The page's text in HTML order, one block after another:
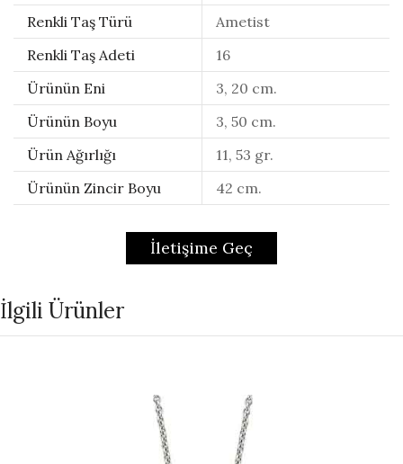
Renkli Taş Türü
Ametist
Renkli Taş Adeti
16
Ürünün Eni
3, 20 cm.
Ürünün Boyu
3, 50 cm.
Ürün Ağırlığı
11, 53 gr.
Ürünün Zincir Boyu
42 cm.
İletişime Geç
İlgili Ürünler